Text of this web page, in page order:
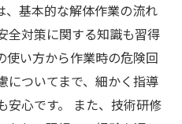
、基本的な解体作業の流れ
全対策に関する知識も習得
使い方から作業時の危険回
についてまで、細かく指導
安心です。 また、技術研修